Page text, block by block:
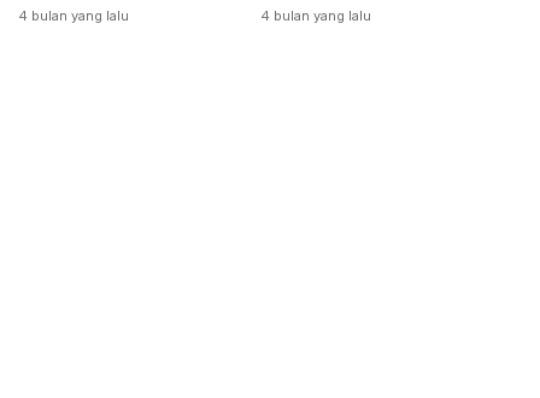
4 bulan yang lalu
Dikeluarkan
4 bulan yang lalu